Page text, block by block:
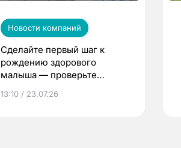
Новости компаний
Сделайте первый шаг к
рождению здорового
малыша — проверьте
по ОМС!
13:10 / 23.07.26